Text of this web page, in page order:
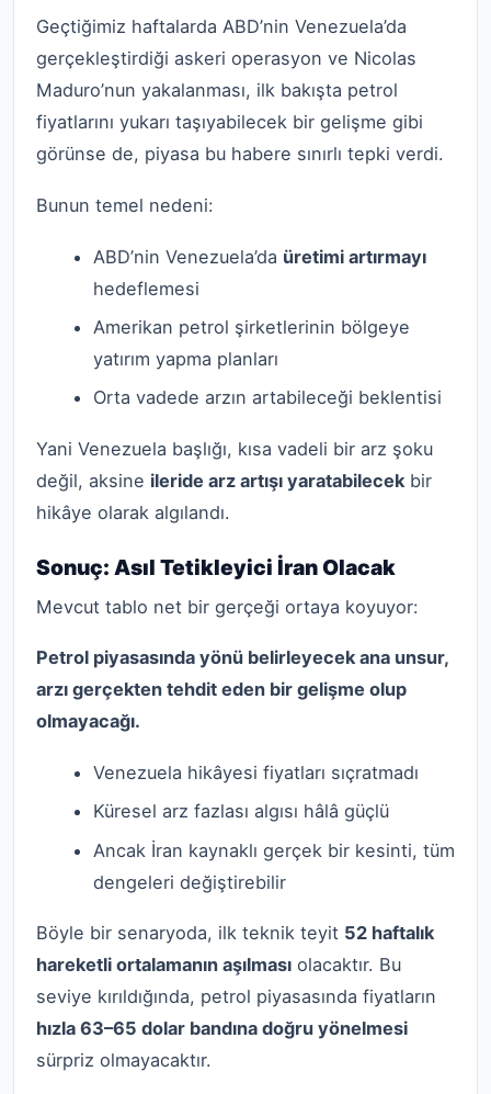
Geçtiğimiz haftalarda ABD’nin Venezuela’da
gerçekleştirdiği askeri operasyon ve Nicolas
Maduro’nun yakalanması, ilk bakışta petrol
fiyatlarını yukarı taşıyabilecek bir gelişme gibi
görünse de, piyasa bu habere sınırlı tepki verdi.
Bunun temel nedeni:
ABD’nin Venezuela’da üretimi artırmayı
hedeflemesi
Amerikan petrol şirketlerinin bölgeye
yatırım yapma planları
Orta vadede arzın artabileceği beklentisi
Yani Venezuela başlığı, kısa vadeli bir arz şoku
değil, aksine ileride arz artışı yaratabilecek bir
hikâye olarak algılandı.
Sonuç: Asıl Tetikleyici İran Olacak
Mevcut tablo net bir gerçeği ortaya koyuyor:
Petrol piyasasında yönü belirleyecek ana unsur,
arzı gerçekten tehdit eden bir gelişme olup
olmayacağı.
Venezuela hikâyesi fiyatları sıçratmadı
Küresel arz fazlası algısı hâlâ güçlü
Ancak İran kaynaklı gerçek bir kesinti, tüm
dengeleri değiştirebilir
Böyle bir senaryoda, ilk teknik teyit 52 haftalık
hareketli ortalamanın aşılması olacaktır. Bu
seviye kırıldığında, petrol piyasasında fiyatların
hızla 63–65 dolar bandına doğru yönelmesi
sürpriz olmayacaktır.